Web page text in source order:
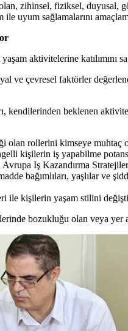
zihinsel, fiziksel, duyusal,
uyum sağlamalarını
aktivitelerine katılımını
ve çevresel faktörler
beklenen
olan rollerini kimseye
kişilerin iş yapabilme
Iş Kazandırma
bağımlıları, yaşlılar ve
ile kişilerin yaşam stilini
bozukluğu olan veya yer